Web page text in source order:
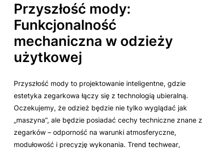
Przyszłość mody:
Funkcjonalność
mechaniczna w odzieży
użytkowej
Przyszłość mody to projektowanie inteligentne, gdzie
estetyka zegarkowa łączy się z technologią ubieralną.
Oczekujemy, że odzież będzie nie tylko wyglądać jak
„maszyna”, ale będzie posiadać cechy techniczne znane z
zegarków – odporność na warunki atmosferyczne,
modułowość i precyzję wykonania. Trend techwear,